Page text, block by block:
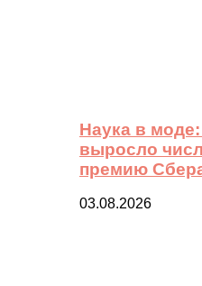
Наука в
выросло
премию
03.08.2026